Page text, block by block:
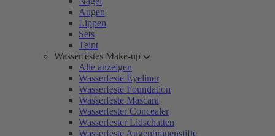
Augen
Lippen
Sets
Teint
Wasserfestes Make-up
Alle anzeigen
Wasserfeste Eyeliner
Wasserfeste Foundation
Wasserfeste Mascara
Wasserfester Concealer
Wasserfester Lidschatten
Wasserfeste Augenbrauenstifte